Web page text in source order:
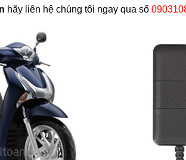
hãy liên hệ chúng tôi ngay qua số